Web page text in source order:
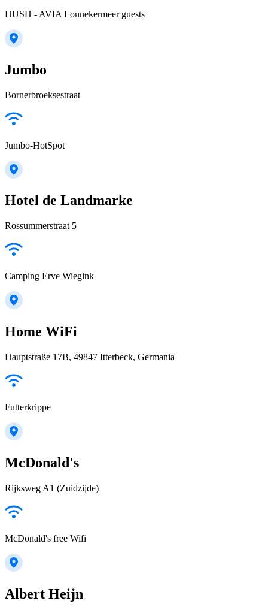
HUSH - AVIA Lonnekermeer guests
Jumbo
Bornerbroeksestraat
Jumbo-HotSpot
Hotel de Landmarke
Rossummerstraat 5
Camping Erve Wiegink
Home WiFi
Hauptstraße 17B, 49847 Itterbeck, Germania
Futterkrippe
McDonald's
Rijksweg A1 (Zuidzijde)
McDonald's free Wifi
Albert Heijn